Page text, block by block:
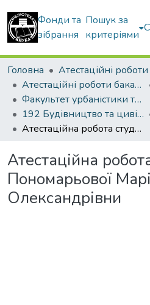
Фонди та
зібрання
Пошук за
критеріями
Головна
Атестаційні роботи бакалаврів
Факультет урбаністики та просторового планування
192 Будівництво та цивільна інженерія. Міське будівництво та господарство
Атестаційна робота студентки Пономарьової Марії Олександрівни
Атестаційна
Пономарьової
Олександрівни